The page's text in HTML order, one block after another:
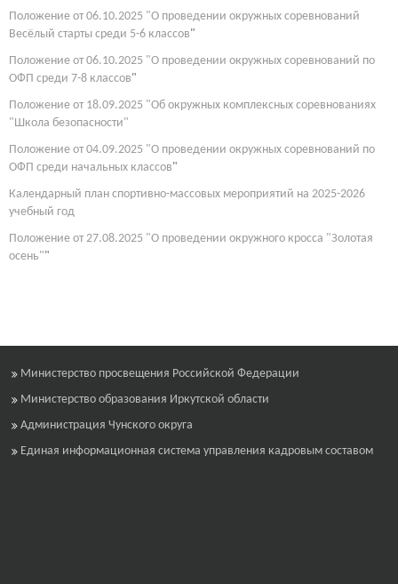
Положение от 06.10.2025 "О проведении окружных соревнований
Весёлый старты среди 5-6 классов"
Положение от 06.10.2025 "О проведении окружных соревнований по
ОФП среди 7-8 классов"
Положение от 18.09.2025 "Об окружных комплексных соревнованиях
"Школа безопасности"
Положение от 04.09.2025 "О проведении окружных соревнований по
ОФП среди начальных классов"
Календарный план спортивно-массовых мероприятий на 2025-2026
учебный год
Положение от 27.08.2025 "О проведении окружного кросса "Золотая
осень""
Министерство просвещения Российской Федерации
Министерство образования Иркутской области
Администрация Чунского округа
Единая информационная система управления кадровым составом